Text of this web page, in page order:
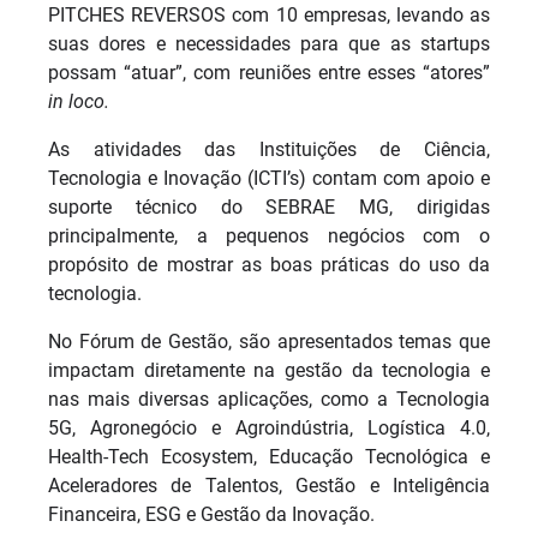
PITCHES REVERSOS com 10 empresas, levando as
suas dores e necessidades para que as startups
possam “atuar”, com reuniões entre esses “atores”
in loco.
As atividades das Instituições de Ciência,
Tecnologia e Inovação (ICTI’s) contam com apoio e
suporte técnico do SEBRAE MG, dirigidas
principalmente, a pequenos negócios com o
propósito de mostrar as boas práticas do uso da
tecnologia.
No Fórum de Gestão, são apresentados temas que
impactam diretamente na gestão da tecnologia e
nas mais diversas aplicações, como a Tecnologia
5G, Agronegócio e Agroindústria, Logística 4.0,
Health-Tech Ecosystem, Educação Tecnológica e
Aceleradores de Talentos, Gestão e Inteligência
Financeira, ESG e Gestão da Inovação.